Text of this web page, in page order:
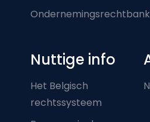
Ondernemingsrechtbank
Nuttige info
Het Belgisch
rechtssysteem